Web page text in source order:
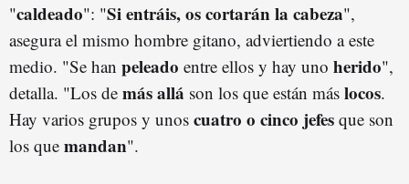
"caldeado": "Si entráis, os cortarán la cabeza",
asegura el mismo hombre gitano, adviertiendo a este
medio. "Se han peleado entre ellos y hay uno herido",
detalla. "Los de más allá son los que están más locos.
Hay varios grupos y unos cuatro o cinco jefes que son
los que mandan".